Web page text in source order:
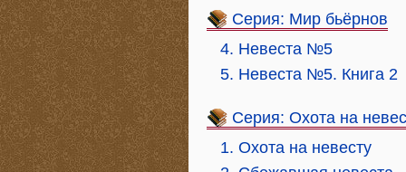
Серия: Мир бьёрнов
4. Невеста №5
5. Невеста №5. Книга 2
Серия: Охота на
1. Охота на невесту